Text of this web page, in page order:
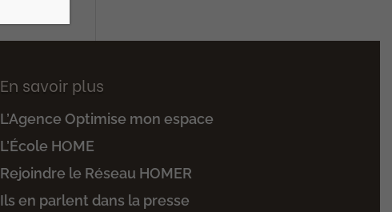
En savoir plus
L’Agence Optimise mon espace
L’École HOME
Rejoindre le Réseau HOMER
Ils en parlent dans la presse